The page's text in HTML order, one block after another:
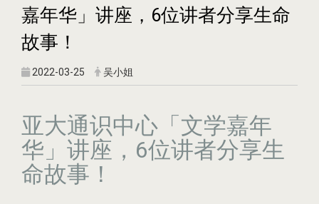
嘉年华」讲座，6位讲者分享生命
故事！
2022-03-25 吴小姐
亚大通识中心「文学嘉年
华」讲座，6位讲者分享生
命故事！